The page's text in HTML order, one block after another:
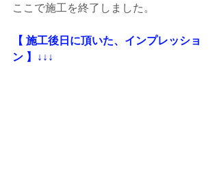
ここで施工を終了しました。
【 施工後日に頂いた、インプレッショ
ン 】↓↓↓